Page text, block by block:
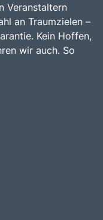
Veranstaltern
an Traumzielen –
Kein Hoffen,
wir auch. So